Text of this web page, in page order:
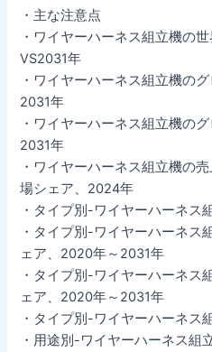
・主な注意点
・ワイヤーハーネス組立機の
VS2031年
・ワイヤーハーネス組立機の
2031年
・ワイヤーハーネス組立機の
2031年
・ワイヤーハーネス組立機の
場シェア、2024年
・タイプ別-ワイヤーハーネス
・タイプ別-ワイヤーハーネス
ェア、2020年～2031年
・タイプ別-ワイヤーハーネス
ェア、2020年～2031年
・タイプ別-ワイヤーハーネス
・用途別-ワイヤーハーネス組